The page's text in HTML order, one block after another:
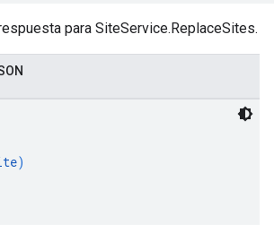
para SiteService.ReplaceSites.
)